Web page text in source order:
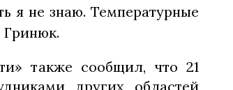
я не знаю. Температурные
Гринюк.
также сообщил, что 21
других областей